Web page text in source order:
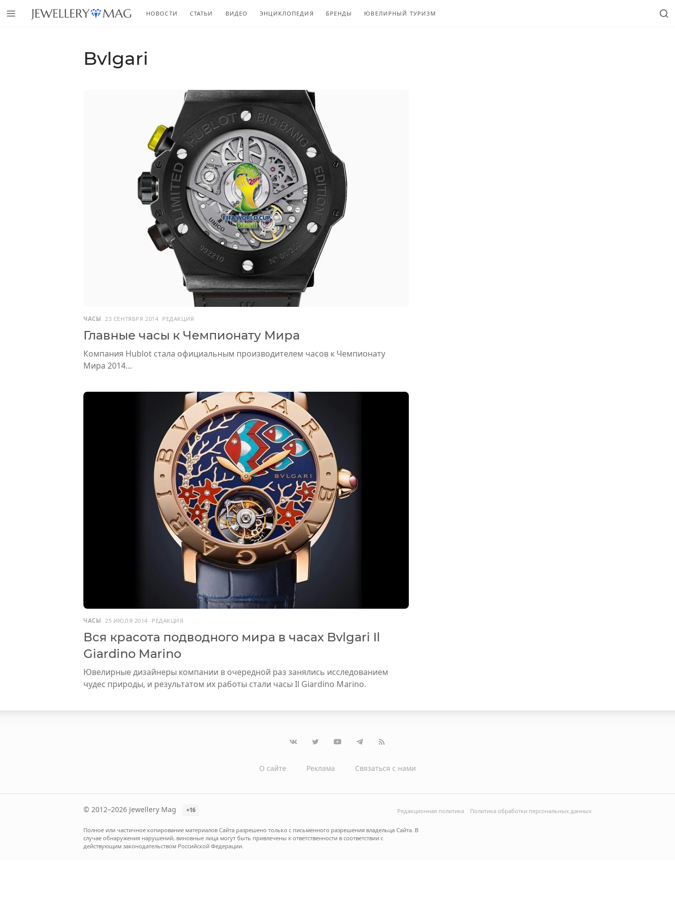
НОВОСТИ СТАТЬИ ВИДЕО ЭНЦИКЛОПЕДИЯ БРЕНДЫ ЮВЕЛИРНЫЙ ТУРИЗМ
Bvlgari
ЧАСЫ 23 СЕНТЯБРЯ 2014 РЕДАКЦИЯ
Главные часы к Чемпионату Мира
Компания Hublot стала официальным производителем часов к Чемпионату
Мира 2014…
ЧАСЫ 25 ИЮЛЯ 2014 РЕДАКЦИЯ
Вся красота подводного мира в часах Bvlgari Il
Giardino Marino
Ювелирные дизайнеры компании в очередной раз занялись исследованием
чудес природы, и результатом их работы стали часы Il Giardino Marino.
О сайте Реклама Связаться с нами
© 2012–2026 Jewellery Mag +16 Редакционная политика Политика обработки персональных данных
Полное или частичное копирование материалов Сайта разрешено только с письменного разрешения владельца Сайта. В
случае обнаружения нарушений, виновные лица могут быть привлечены к ответственности в соответствии с
действующим законодательством Российской Федерации.